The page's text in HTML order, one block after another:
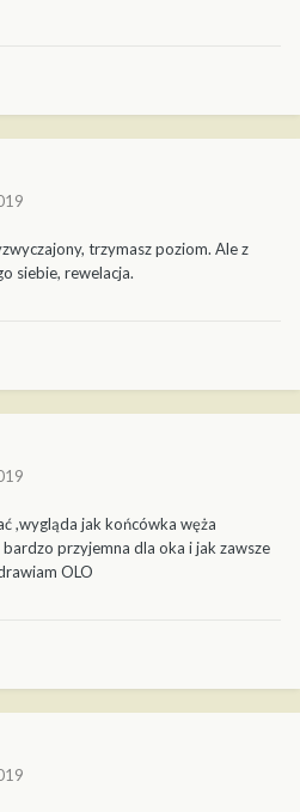
trzymasz poziom. Ale z
siebie, rewelacja.
,wygląda jak końcówka węża
przyjemna dla oka i jak zawsze
OLO